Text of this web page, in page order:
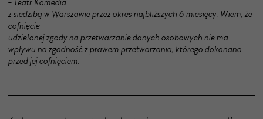
z siedzibą w Warszawie przez okres najbliższych 6 miesięcy. Wiem, że
cofnięcie
udzielonej zgody na przetwarzanie danych osobowych nie ma
wpływu na zgodność zprawem przetwarzania, którego dokonano
przed jej cofnięciem.